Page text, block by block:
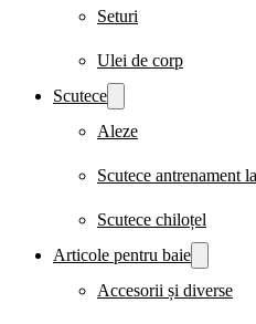
Seturi
Ulei de corp
Scutece
Aleze
Scutece antrenament
Scutece chiloțel
Articole pentru baie
Accesorii și diverse